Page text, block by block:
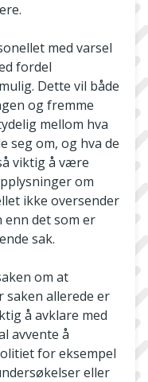
med varsel
fordel
Dette vil både
og fremme
mellom hva
seg om, og hva de
viktig å være
om
ikke oversender
det som er
sak.
om at
allerede er
å avklare med
avvente å
for eksempel
eller